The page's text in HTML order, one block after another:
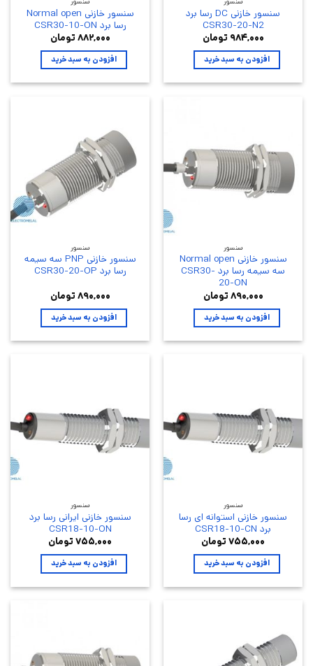
سنسور خازنی DC رسا برد
CSR30-20-N2
۹۸۴,۰۰۰ تومان
افزودن به سبد خرید
سنسور خازنی Normal open
رسا برد CSR30-10-ON
۸۸۲,۰۰۰ تومان
افزودن به سبد خرید
سنسور
سنسور خازنی Normal open
سه سیمه رسا برد CSR30-
20-ON
۸۹۰,۰۰۰ تومان
افزودن به سبد خرید
سنسور
سنسور خازنی PNP سه سیمه
رسا برد CSR30-20-OP
۸۹۰,۰۰۰ تومان
افزودن به سبد خرید
سنسور
سنسور خازنی استوانه ای رسا
برد CSR18-10-CN
۷۵۵,۰۰۰ تومان
افزودن به سبد خرید
سنسور
سنسور خازنی ایرانی رسا برد
CSR18-10-ON
۷۵۵,۰۰۰ تومان
افزودن به سبد خرید